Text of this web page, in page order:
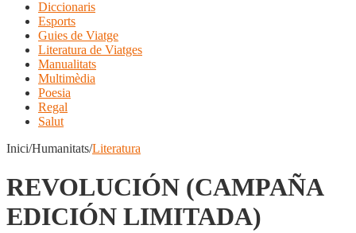
Diccionaris
Esports
Guies de Viatge
Literatura de Viatges
Manualitats
Multimèdia
Poesia
Regal
Salut
Inici/Humanitats/Literatura
REVOLUCIÓN (CAMPAÑA
EDICIÓN LIMITADA)